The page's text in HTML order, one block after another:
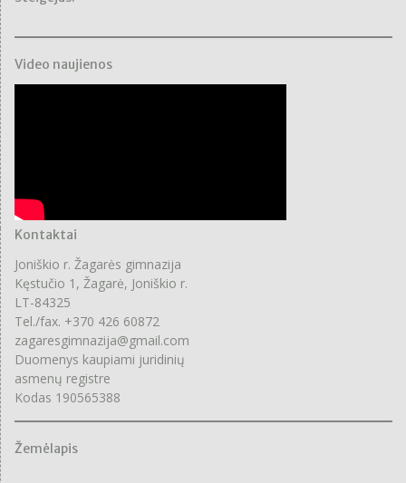
Video naujienos
Kontaktai
Joniškio r. Žagarės gimnazija
Kęstučio 1, Žagarė, Joniškio r.
LT-84325
Tel./fax. +370 426 60872
zagaresgimnazija@gmail.com
Duomenys kaupiami juridinių
asmenų registre
Kodas 190565388
Žemėlapis